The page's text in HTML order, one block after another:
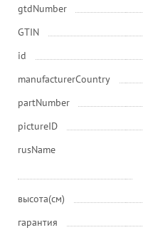
gtdNumber
GTIN
id
manufacturerCountry
partNumber
pictureID
rusName
высота(см)
гарантия